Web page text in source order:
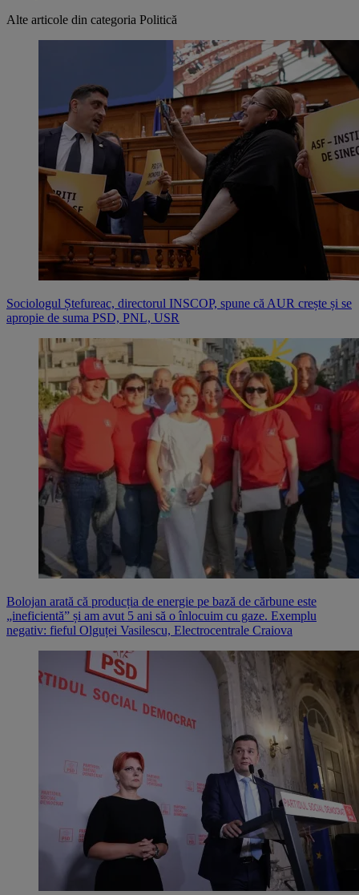
Alte articole din categoria Politică
Sociologul Ștefureac, directorul INSCOP, spune că AUR crește și se
apropie de suma PSD, PNL, USR
Bolojan arată că producția de energie pe bază de cărbune este
„ineficientă” și am avut 5 ani să o înlocuim cu gaze. Exemplu
negativ: fieful Olguței Vasilescu, Electrocentrale Craiova